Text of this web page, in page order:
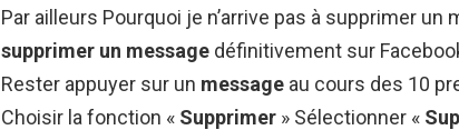
Par ailleurs Pourquoi je n’arrive pas à supprimer
supprimer un message définitivement sur
Rester appuyer sur un message au cours des 10
Choisir la fonction « Supprimer » Sélectionner «